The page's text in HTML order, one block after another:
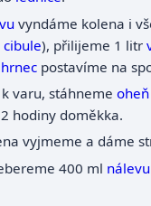
vyndáme kolena i
cibule), přilijeme 1 litr
hrnec postavíme na
varu, stáhnemeoheň
hodiny doměkka.
vyjmeme a dáme
400 ml nálevu